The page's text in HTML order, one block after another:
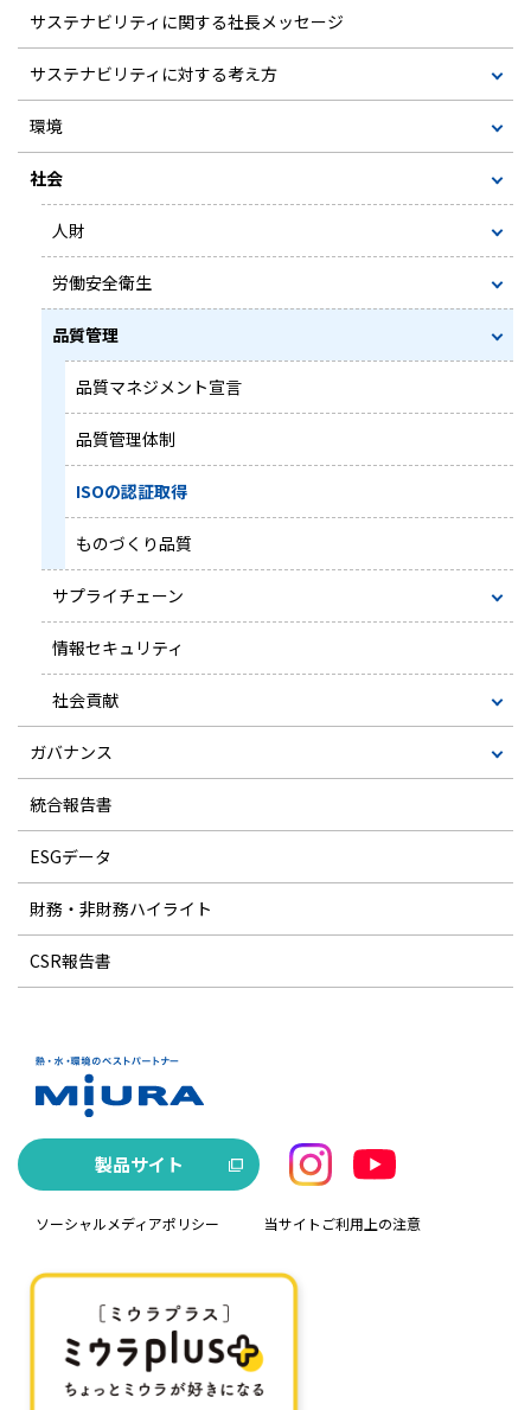
サステナビリティに関する社長メッセージ
サステナビリティに対する考え方
環境
社会
人財
労働安全衛生
品質管理
品質マネジメント宣言
品質管理体制
ISOの認証取得
ものづくり品質
サプライチェーン
情報セキュリティ
社会貢献
ガバナンス
統合報告書
ESGデータ
財務・非財務ハイライト
CSR報告書
製品サイト
ソーシャルメディアポリシー 当サイトご利用上の注意